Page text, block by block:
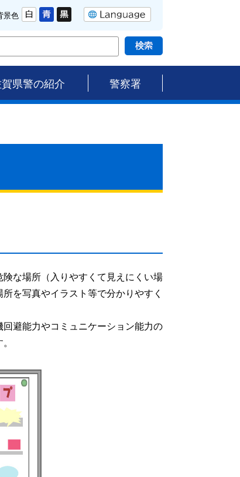
景色
県警の紹介 警察署
な場所（入りやすくて見えにくい場
を写真やイラスト等で分かりやすく
避能力やコミュニケーション能力の